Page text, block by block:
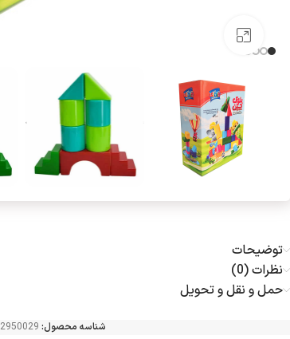
توضیحات
نظرات (0)
حمل و نقل و تحویل
شناسه محصول: 2950029